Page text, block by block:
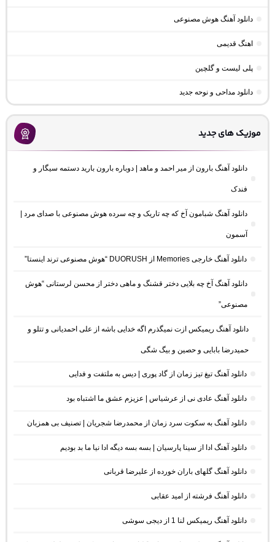
دانلود آهنگ هوش مصنوعی
اهنگ قدیمی
پلی لیست و گلچین
دانلود مداحی و نوحه جدید
موزیک های جدید
دانلود آهنگ بارون از میر احمد و ماهد | دوباره بارون بارید دستمه سیگار و
فندک
دانلود آهنگ شبامون آخ که چه تاریک و چه سرده هوش مصنوعی با صدای مرد |
آسمون
دانلود آهنگ خارجی Memories از DUORUSH “هوش مصنوعی ترند اینستا”
دانلود آهنگ آخ چه بلایی دختر قشنگ و ماهی دختر از محسن لرستانی “هوش
مصنوعی”
دانلود آهنگ ریمیکس ازت نمیگذرم اگه خدایی باشه از علی احمدیانی و تتلو و
حمیدرضا بابایی و حصین و بیگ شگی
دانلود آهنگ تیغ تیز زمان از گاد پوری | دیس به ملتفت و فدایی
دانلود آهنگ عادی نی از عرشیاس | عزیزم عشق ما اشتباه بود
دانلود آهنگ به سکوت سرد زمان از محمدرضا شجریان | تصنیف بی همزبان
دانلود آهنگ ادا از سینا پارسیان | بسه بسه دیگه ادا نیا ما بد بودیم
دانلود آهنگ گلهای باران خورده از علیرضا قربانی
دانلود آهنگ فرشته از امید عقابی
دانلود آهنگ ریمیکس لنا 1 از دیجی سوشی